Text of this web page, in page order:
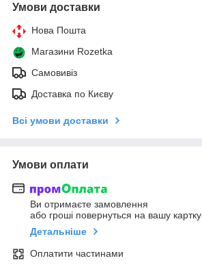
Умови доставки
Нова Пошта
Магазини Rozetka
Самовивіз
Доставка по Києву
Всі умови доставки
Умови оплати
Ви отримаєте замовлення
або гроші повернуться на вашу картку
Детальніше
Оплатити частинами